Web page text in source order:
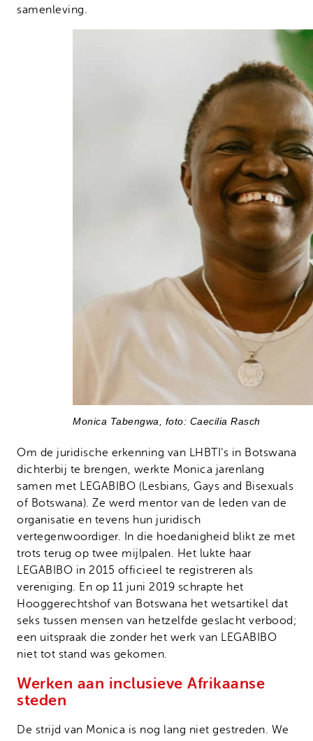
samenleving.
Monica Tabengwa, foto: Caecilia Rasch
Om de juridische erkenning van LHBTI’s in Botswana
dichterbij te brengen, werkte Monica jarenlang
samen met LEGABIBO (Lesbians, Gays and Bisexuals
of Botswana). Ze werd mentor van de leden van de
organisatie en tevens hun juridisch
vertegenwoordiger. In die hoedanigheid blikt ze met
trots terug op twee mijlpalen. Het lukte haar
LEGABIBO in 2015 officieel te registreren als
vereniging. En op 11 juni 2019 schrapte het
Hooggerechtshof van Botswana het wetsartikel dat
seks tussen mensen van hetzelfde geslacht verbood;
een uitspraak die zonder het werk van LEGABIBO
niet tot stand was gekomen.
Werken aan inclusieve Afrikaanse
steden
De strijd van Monica is nog lang niet gestreden. We